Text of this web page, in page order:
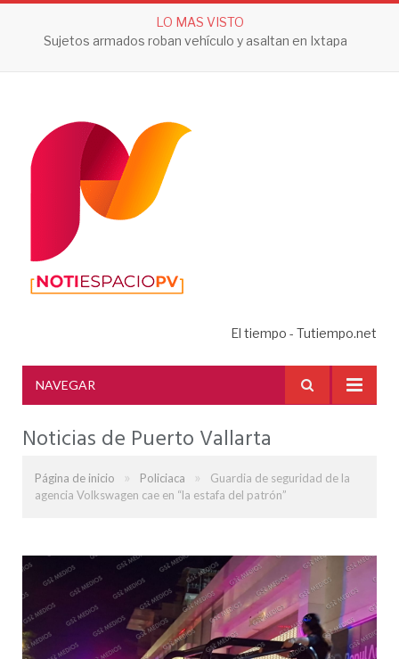
LO MAS VISTO
Sujetos armados roban vehículo y asaltan en Ixtapa
El tiempo - Tutiempo.net
NAVEGAR
Noticias de Puerto Vallarta
Página de inicio » Policiaca »
Guardia de seguridad de la
agencia Volkswagen cae en “la estafa del patrón”